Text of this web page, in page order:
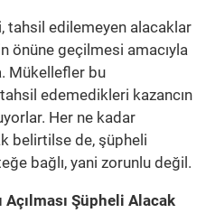
tahsil edilemeyen alacaklar
önüne geçilmesi amacıyla
Mükellefler bu
edemedikleri kazancın
Her ne kadar
belirtilse de, şüpheli
bağlı, yani zorunlu değil.
Açılması Şüpheli Alacak